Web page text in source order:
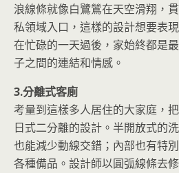
浪線條就像白鷺鷥在天空滑翔，
私領域入口，這樣的設計想要表
在忙碌的一天過後，家始終都是
子之間的連結和情感。
3.分離式客廁
考量到這樣多人居住的大家庭，
日式二分離的設計。半開放式的
也能減少動線交錯；內部也有特
各種備品。設計師以圓弧線條去